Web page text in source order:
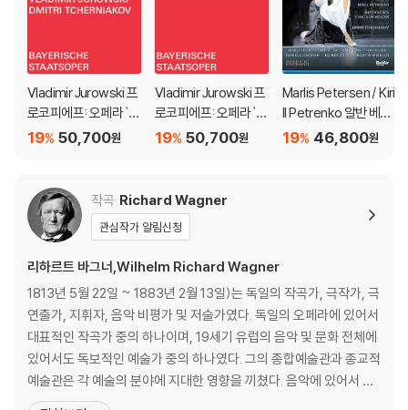
의 목소리를 따라 불길이 둘러싼 바위산 주위를 뚫고 들어가 입맞춤으로
브륀힐데를 깨워 사랑을 맺는다. 이모 혹은 고모와 조카의 근친관계이지
만!
- 현존하는 가장 게르만적인 지휘자로 불리는 크리스티안 틸레만은 베토
벤, 바그너, 슈만, 브람스, 말러, 슈트라우스의 자타공인 최고 권위자이며
특히 독일 후기낭만주의 음악에 강점이 있다. 젊은 시절 바렌보임의 조수
실상의 음악감독 역할을 하기도 했다. 드레스덴 슈타츠카펠레의 임기(201
2-24)를 마치고 2024년 가을부터 은사 바렌보임이 이끌었던 베를린 슈
타츠오퍼 & 슈타츠카펠레 음악감독으로 부임한다.
- 드미트리 체르냐코프는 대본을 새롭게 해석하여 전혀 다른 이야기로 끌
고 가는 '레지테아터'로 유명한 러시아 연출가다. 무대장치를 고정하거나
혹은 분할하거나 혹은 이동시키면서 세련된 감각으로 새로운 의미를 드러
낸다. 바그너 오페라로도 [파르지팔], [방황하는 네덜란드인], [트리스탄
과 이졸데] 영상이 이미 출시되어 있다.
Vladimir Jurowski 프
로코피에프: 오페라 `전
쟁과 평화` (Prokofie
50,700원
19%
Vladimir Jurowski 프
로코피에프: 오페라 `전
쟁과 평화` (Prokofie
50,700원
19%
Marlis Petersen / Kiri
ll Petrenko 알반 베르
크: 룰루 - 마를리스 페
46,800원
19%
작곡 Richard Wagner
관심작가 알림신청
리하르트 바그너,Wilhelm Richard Wagner
1813년 5월 22일 ~ 1883년 2월 13일)는 독일의 작곡가, 극작가, 극
연출가, 지휘자, 음악 비평가 및 저술가였다. 독일의 오페라에 있어서
대표적인 작곡가 중의 하나이며, 19세기 유럽의 음악 및 문화 전체에
있어서도 독보적인 예술가 중의 하나였다. 그의 종합예술관과 종교적
예술관은 각 예술의 분야에 지대한 영향을 끼쳤다. 음악에 있어서 독
일의 낭만주의 오페라의 전성시대를 열었으며, 음악극이라는 새로운